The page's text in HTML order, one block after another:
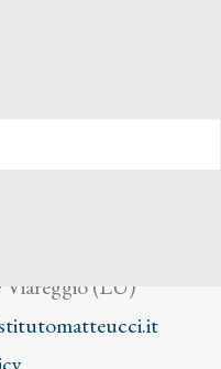
Viareggio (LU)